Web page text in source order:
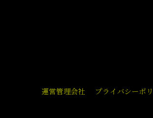
運営管理会社 プライバシーポ